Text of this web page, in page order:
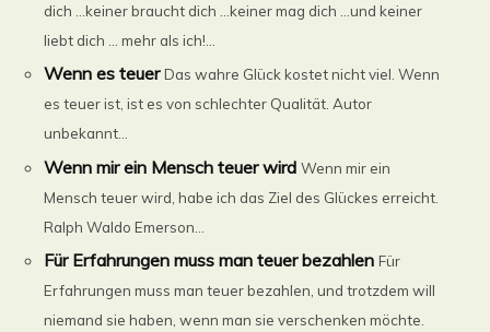
dich …keiner braucht dich …keiner mag dich …und keiner
liebt dich … mehr als ich!...
Wenn es teuer Das wahre Glück kostet nicht viel. Wenn
es teuer ist, ist es von schlechter Qualität. Autor
unbekannt...
Wenn mir ein Mensch teuer wird Wenn mir ein
Mensch teuer wird, habe ich das Ziel des Glückes erreicht.
Ralph Waldo Emerson...
Für Erfahrungen muss man teuer bezahlen Für
Erfahrungen muss man teuer bezahlen, und trotzdem will
niemand sie haben, wenn man sie verschenken möchte.